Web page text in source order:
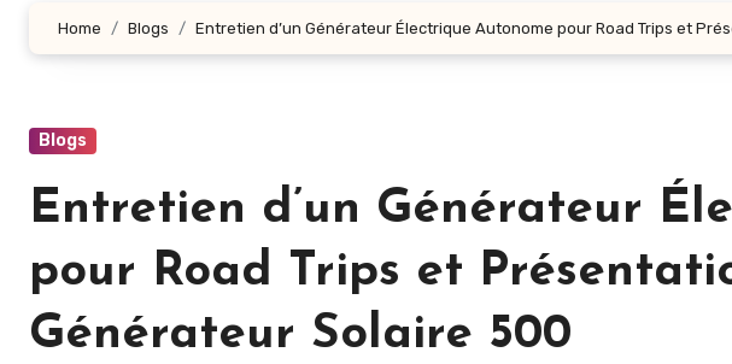
Home Blogs Entretien d’un Générateur Électrique Autonome pour Road Trips et
Blogs
Entretien d’un Générateur
pour Road Trips et
Générateur Solaire 500